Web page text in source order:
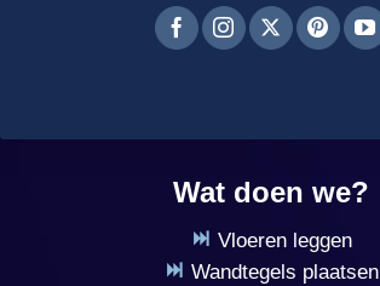
Wat doen we?
Vloeren leggen
Wandtegels plaatsen